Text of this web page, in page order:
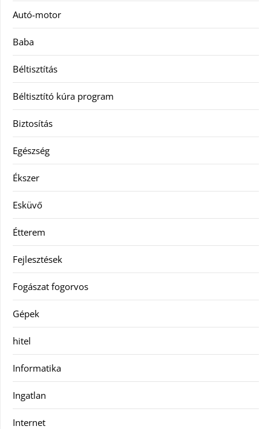
Autó-motor
Baba
Béltisztítás
Béltisztító kúra program
Biztosítás
Egészség
Ékszer
Esküvő
Étterem
Fejlesztések
Fogászat fogorvos
Gépek
hitel
Informatika
Ingatlan
Internet